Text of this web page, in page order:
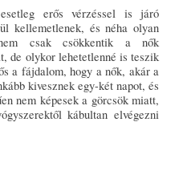
erős vérzéssel is járó
kellemetlenek, és néha olyan
csak csökkentik a nők
de olykor lehetetlenné is teszik
a fájdalom, hogy a nők, akár a
kivesznek egy-két napot, és
nem képesek a görcsök miatt,
kábultan elvégezni